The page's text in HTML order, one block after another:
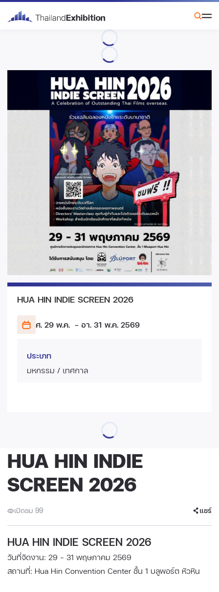
HUA HIN INDIE SCREEN 2026
ศ. 29 พ.ค. - อา. 31 พ.ค. 2569
ประเภท
มหกรรม / เทศกาล
HUA HIN INDIE
SCREEN 2026
เปิดชม 99 แชร์
HUA HIN INDIE SCREEN 2026
วันที่จัดงาน: 29 - 31 พฤษภาคม 2569
สถานที่: Hua Hin Convention Center ชั้น 1 บลูพอร์ต หัวหิน